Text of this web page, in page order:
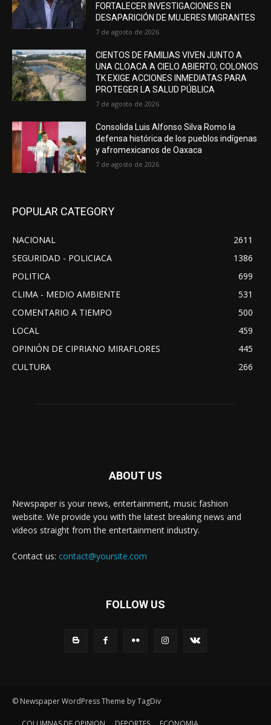
FORTALECER INVESTIGACIONES EN
DESAPARICIÓN DE MUJERES MIGRANTES
7 de agosto de 2026
CIENTOS DE FAMILIAS VIVEN JUNTO A
UNA CLOACA A CIELO ABIERTO; COLONOS
TK EXIGE ACCIONES INMEDIATAS PARA
PROTEGER LA SALUD PÚBLICA
7 de agosto de 2026
Consolida Luis Alfonso Silva Romo la
defensa histórica de los pueblos indígenas
y afromexicanos de Oaxaca
7 de agosto de 2026
POPULAR CATEGORY
NACIONAL
2611
SEGURIDAD - POLICIACA
1386
POLITICA
699
CLIMA - MEDIO AMBIENTE
531
COMENTARIO A TIEMPO
500
LOCAL
459
OPINIÓN DE CIPRIANO MIRAFLORES
445
CULTURA
266
ABOUT US
Newspaper is your news, entertainment, music fashion
website. We provide you with the latest breaking news and
videos straight from the entertainment industry.
Contact us: contact@yoursite.com
FOLLOW US
© Newspaper WordPress Theme by TagDiv